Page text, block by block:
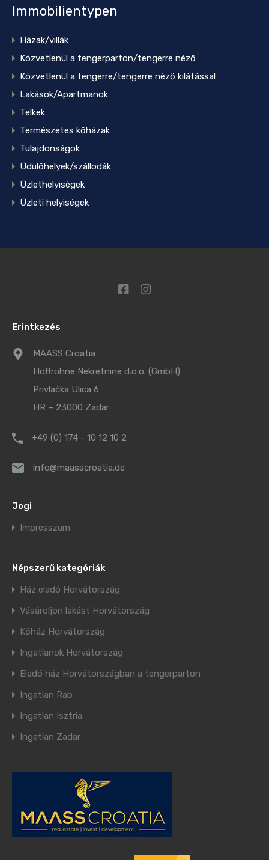
Immobilientypen
Házak/villák
Közvetlenül a tengerparton/tengerre néző
Közvetlenül a tengerre/tengerre néző kilátással
Lakások/Apartmanok
Telkek
Természetes kőházak
Tulajdonságok
Üdülőhelyek/szállodák
Üzlethelyiségek
Üzleti helyiségek
Erintkezés
MAASS Croatia
Hoffrohne Nekretnine d.o.o. (GmbH)
Privlačka Ulica 6
HR – 23000 Zadar
+49 (0) 174 - 10 12 10 2
info@maasscroatia.de
Jogi
Impresszum
Népszerű kategóriák
Ház eladó Horvátország
Vásároljon lakást Horvátország
Kőház Horvátország
Ingatlanok Horvátország
Eladó ház Horvátországban a tengerparton
Ingatlan Rab
Ingatlan Isztria
Ingatlan Zadar